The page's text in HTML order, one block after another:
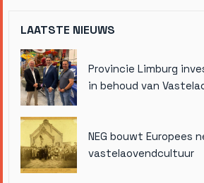
LAATSTE NIEUWS
Provincie Limburg
in behoud van
NEG bouwt Europees
vastelaovendcultuur